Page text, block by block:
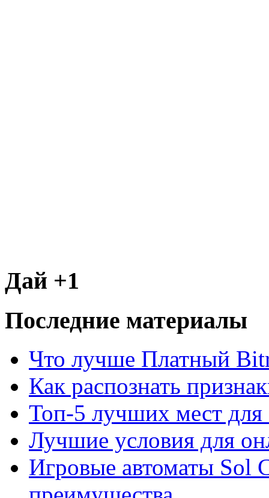
Дай +1
Последние материалы
Что лучше Платный
Как распознать
Топ-5 лучших мест для
Лучшие условия для
Игровые автоматы Sol